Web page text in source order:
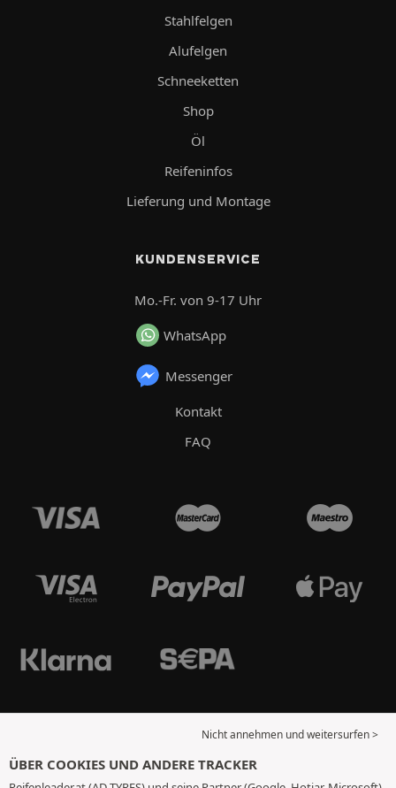
Stahlfelgen
Alufelgen
Schneeketten
Shop
Öl
Reifeninfos
Lieferung und Montage
KUNDENSERVICE
Mo.-Fr. von 9-17 Uhr
WhatsApp
Messenger
Kontakt
FAQ
Nicht annehmen und weitersurfen >
ÜBER COOKIES UND ANDERE TRACKER